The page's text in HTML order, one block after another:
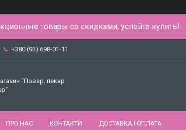
товары со скидками, успейте купить!
+380 (93) 698-01-11
"Повар, пекар
ПРО НАС КОНТАКТИ ДОСТАВКА І ОПЛАТА